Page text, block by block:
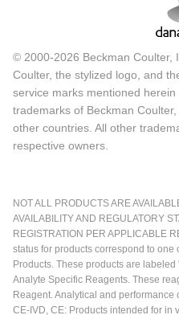
© 2000-2026 Beckman Coulter,
Coulter, the stylized logo, and
service marks mentioned
trademarks of Beckman
other countries. All other
respective owners.
NOT ALL PRODUCTS ARE
AVAILABILITY AND REGULATORY
REGISTRATION PER APPLICABLE
status for products correspond to
Products. These products are
Analyte Specific Reagents. These
Reagent. Analytical and
CE-IVD, CE: Products intended for in